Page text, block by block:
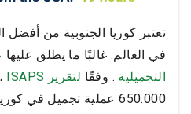
تعتبر كوريا الجنوبية من أفضل
في العالم. غالبًا ما يطلق عليها
التجميلية . وفقًا لتقرير ISAPS
650.000 عملية تجميل في كوريا الجنوبية سنويًا.